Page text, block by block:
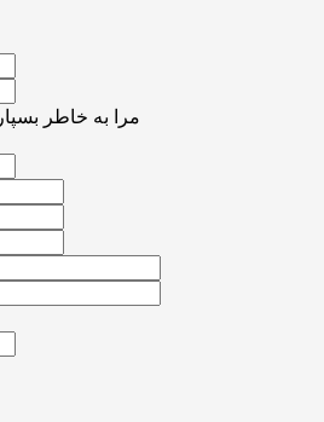
مرا به خاطر بسپار